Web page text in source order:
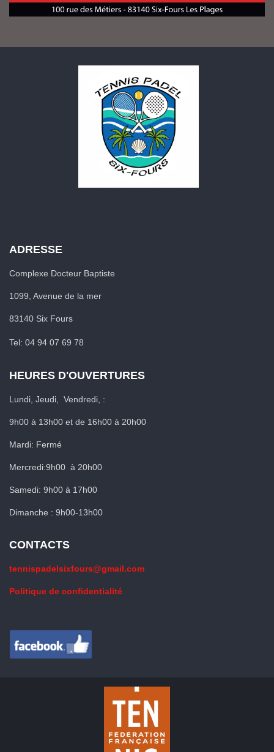
ADRESSE
Complexe Docteur Baptiste
1099, Avenue de la mer
83140 Six Fours
Tel: 04 94 07 69 78
HEURES D'OUVERTURES
Lundi, Jeudi, Vendredi, :
9h00 à 13h00 et de 16h00 à 20h00
Mardi: Fermé
Mercredi:9h00 à 20h00
Samedi: 9h00 à 17h00
Dimanche : 9h00-13h00
CONTACTS
tennispadelsixfours@gmail.com
Politique de confidentialité